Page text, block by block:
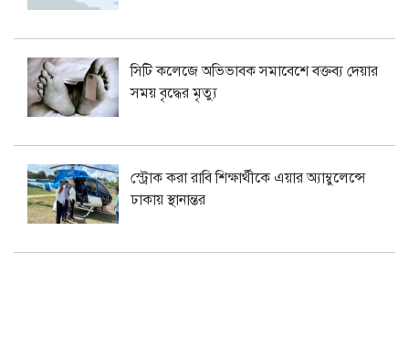
সিটি কলেজে অভিভাবক সমাবেশে বক্তব্য দেয়ার
সময় বৃদ্ধের মৃত্যু
স্ট্রোক করা রাবি শিক্ষার্থীকে এয়ার অ্যাম্বুলেন্সে
ঢাকায় স্থানান্তর